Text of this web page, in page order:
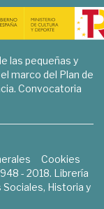
las pequeñas y
marco del Plan de
Convocatoria
Cookies
- 2018. Librería
Historia y